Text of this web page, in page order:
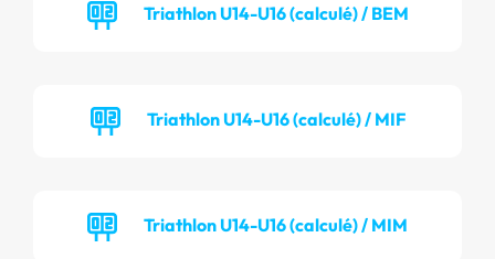
Triathlon U14-U16 (calculé) / BEM
Triathlon U14-U16 (calculé) / MIF
Triathlon U14-U16 (calculé) / MIM